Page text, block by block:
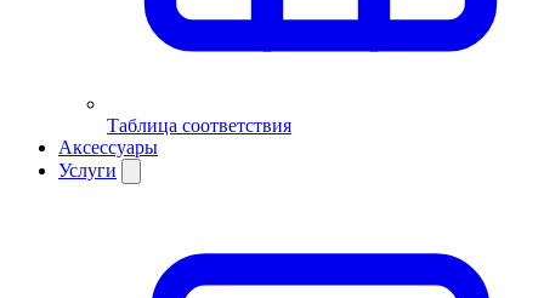
Таблица соответствия
Аксессуары
Услуги